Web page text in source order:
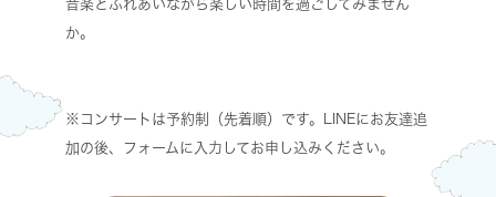
音楽とふれあいながら楽しい時間を過ごしてみません
か。
※コンサートは予約制（先着順）です。LINEにお友達追
加の後、フォームに入力してお申し込みください。